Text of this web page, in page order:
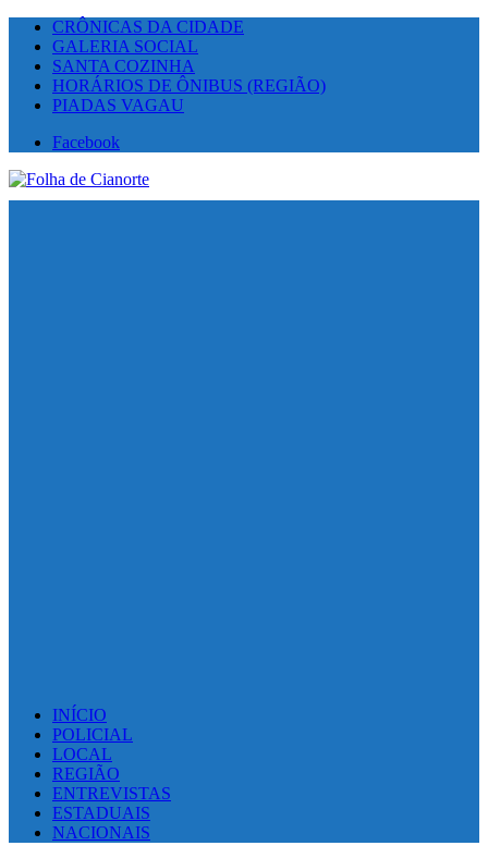
CRÔNICAS DA CIDADE
GALERIA SOCIAL
SANTA COZINHA
HORÁRIOS DE ÔNIBUS (REGIÃO)
PIADAS VAGAU
Facebook
INÍCIO
POLICIAL
LOCAL
REGIÃO
ENTREVISTAS
ESTADUAIS
NACIONAIS